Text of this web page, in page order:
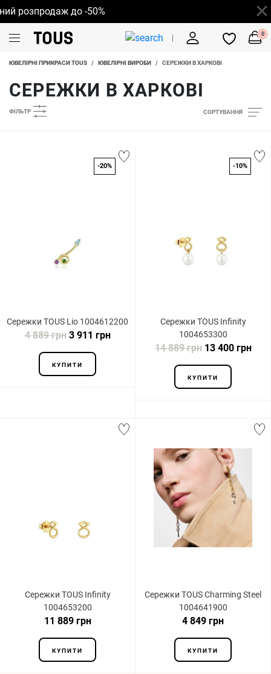
до -50%
0
ЮВЕЛІРНІ ПРИКРАСИ TOUS / ЮВЕЛІРНІ ВИРОБИ / СЕРЕЖКИ В ХАРКОВІ
СЕРЕЖКИ В ХАРКОВІ
СОРТУВАННЯ
ФІЛЬТР
-20%
Сережки TOUS Lio 1004612200
4 889 грн3 911 грн
КУПИТИ
-10%
Сережки TOUS Infinity
1004653300
14 889 грн13 400 грн
КУПИТИ
Сережки TOUS Infinity
1004653200
11 889 грн
КУПИТИ
Сережки TOUS Charming Steel
1004641900
4 849 грн
КУПИТИ